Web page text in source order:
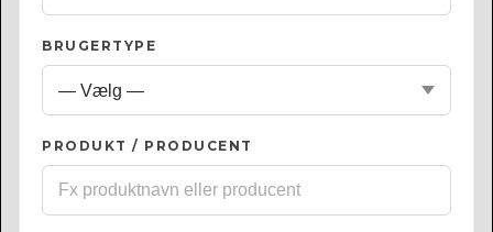
BRUGERTYPE
PRODUKT / PRODUCENT